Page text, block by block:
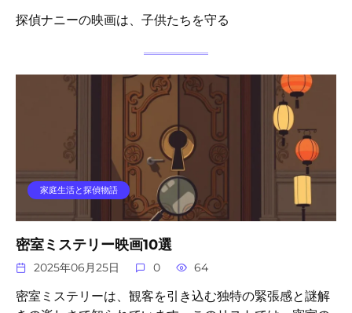
探偵ナニーの映画は、子供たちを守る
家庭生活と探偵物語
密室ミステリー映画10選
2025年06月25日 0 64
密室ミステリーは、観客を引き込む独特の緊張感と謎解